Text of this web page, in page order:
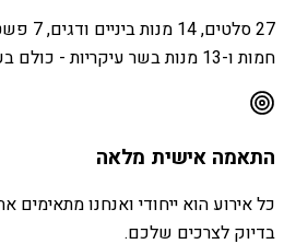
חמות ו-13 מנות בשר עיקריות - כולם בעבודת יד.
התאמה אישית מלאה
כל אירוע הוא ייחודי ואנחנו מתאימים
בדיוק לצרכים שלכם.